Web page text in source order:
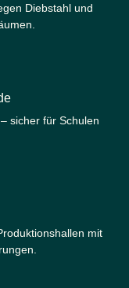
Diebstahl und
sicher für Schulen
mit